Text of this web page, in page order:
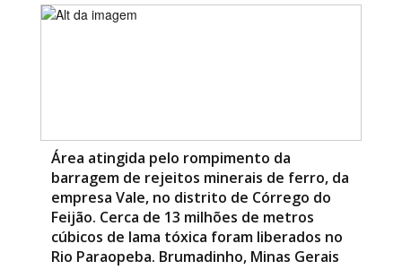
Área atingida pelo rompimento da
barragem de rejeitos minerais de ferro, da
empresa Vale, no distrito de Córrego do
Feijão. Cerca de 13 milhões de metros
cúbicos de lama tóxica foram liberados no
Rio Paraopeba. Brumadinho, Minas Gerais